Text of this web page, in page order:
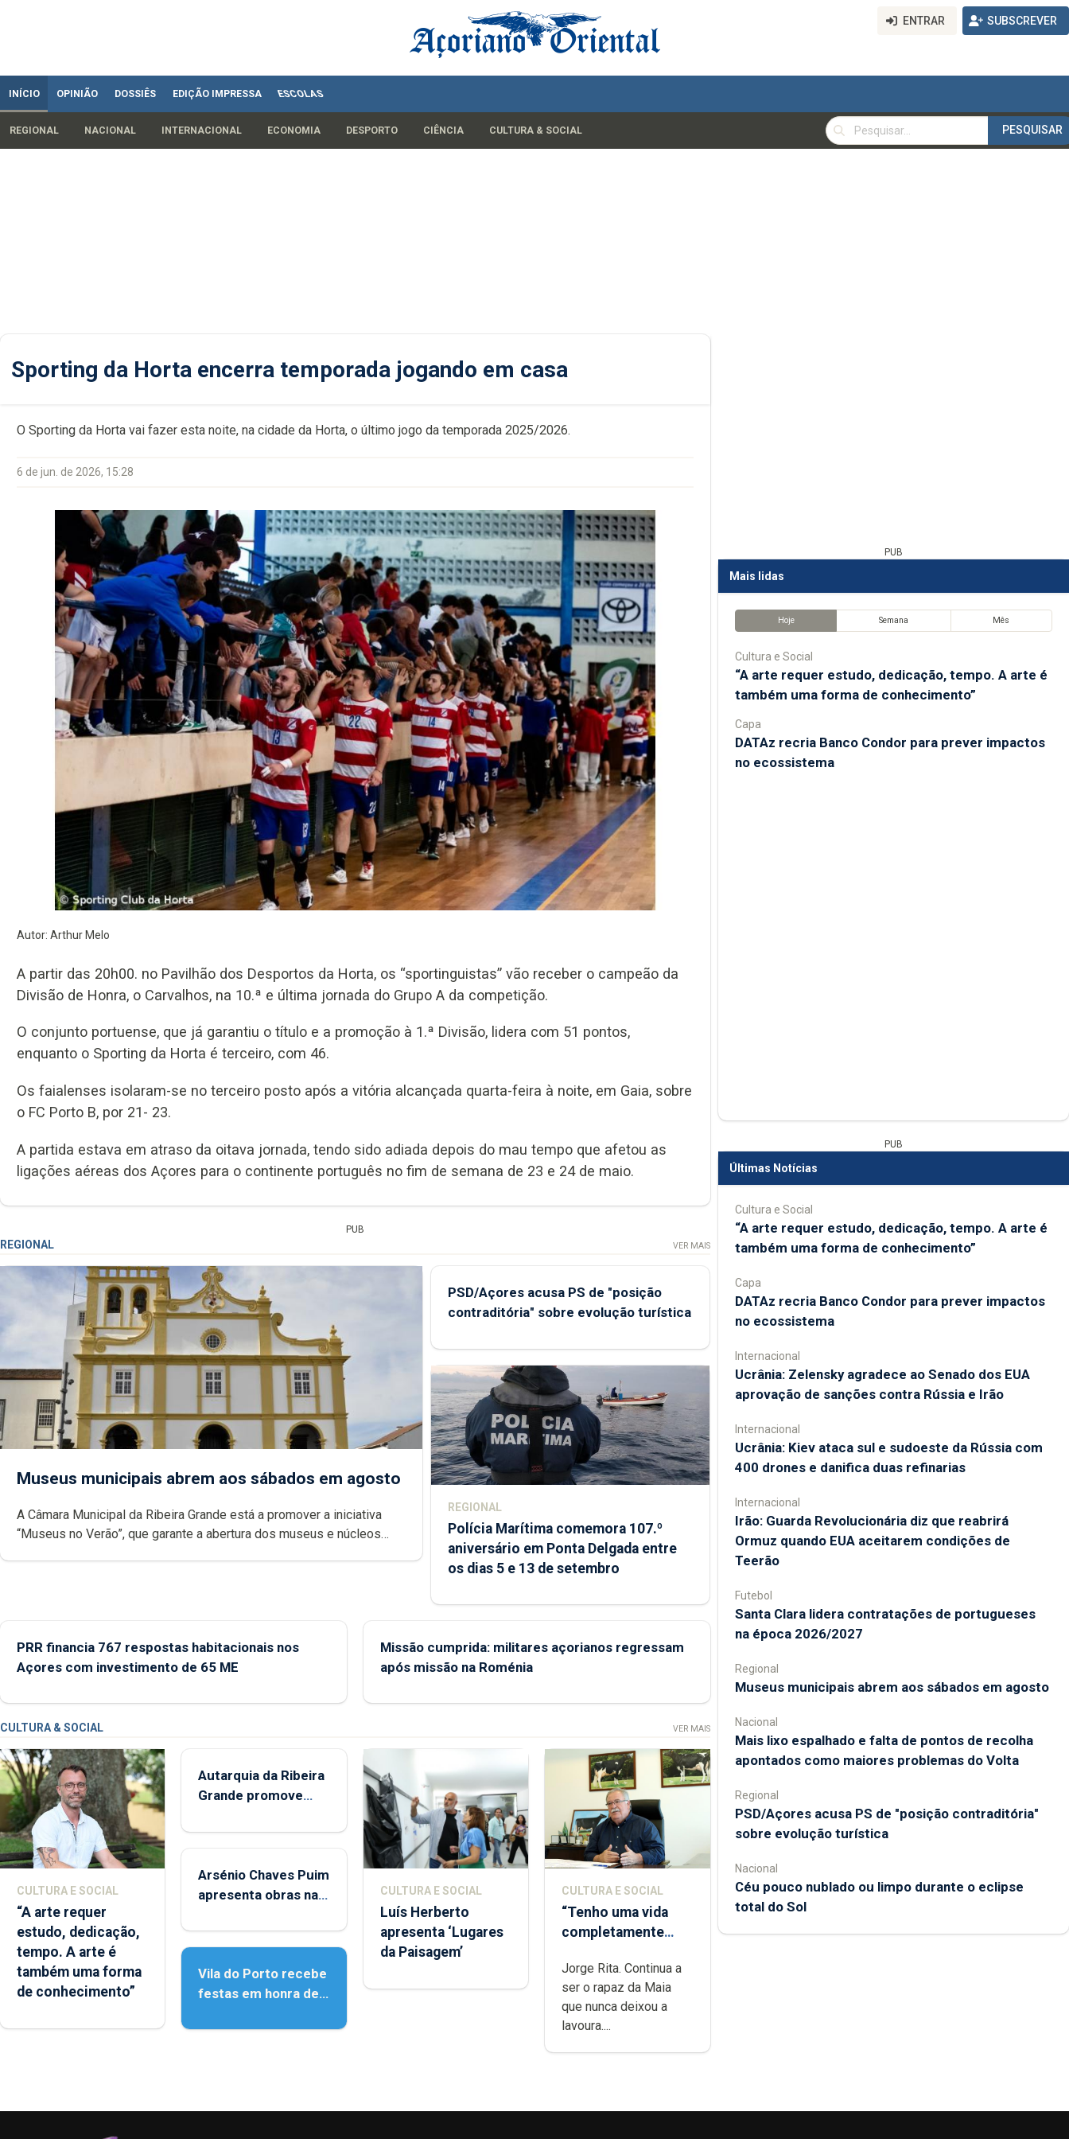
ENTRAR SUBSCREVER
INÍCIO OPINIÃO DOSSIÊS EDIÇÃO IMPRESSA ESCOLAS
REGIONAL NACIONAL INTERNACIONAL ECONOMIA DESPORTO CIÊNCIA CULTURA & SOCIAL
PESQUISAR
PESQUISAR
Sporting da Horta encerra temporada jogando em casa
O Sporting da Horta vai fazer esta noite, na cidade da Horta, o último jogo da temporada 2025/2026.
6 de jun. de 2026, 15:28
Autor: Arthur Melo
A partir das 20h00. no Pavilhão dos Desportos da Horta, os “sportinguistas” vão receber o campeão da
Divisão de Honra, o Carvalhos, na 10.ª e última jornada do Grupo A da competição.
O conjunto portuense, que já garantiu o título e a promoção à 1.ª Divisão, lidera com 51 pontos,
enquanto o Sporting da Horta é terceiro, com 46.
Os faialenses isolaram-se no terceiro posto após a vitória alcançada quarta-feira à noite, em Gaia, sobre
o FC Porto B, por 21- 23.
A partida estava em atraso da oitava jornada, tendo sido adiada depois do mau tempo que afetou as
ligações aéreas dos Açores para o continente português no fim de semana de 23 e 24 de maio.
PUB
REGIONAL VER MAIS
Museus municipais abrem aos sábados em agosto
A Câmara Municipal da Ribeira Grande está a promover a iniciativa
“Museus no Verão”, que garante a abertura dos museus e núcleos
PSD/Açores acusa PS de "posição
contraditória" sobre evolução turística
REGIONAL
Polícia Marítima comemora 107.º
aniversário em Ponta Delgada entre
os dias 5 e 13 de setembro
PRR financia 767 respostas habitacionais nos
Açores com investimento de 65 ME
Missão cumprida: militares açorianos regressam
após missão na Roménia
CULTURA & SOCIAL VER MAIS
CULTURA E SOCIAL
“A arte requer
estudo, dedicação,
tempo. A arte é
também uma forma
de conhecimento”
Autarquia da Ribeira
Grande promove
Verão"
Arsénio Chaves Puim
apresenta obras na
Porto
Vila do Porto recebe
festas em honra de
Assunção
CULTURA E SOCIAL
Luís Herberto
apresenta ‘Lugares
da Paisagem’
CULTURA E SOCIAL
“Tenho uma vida
completamente
dedicação, gosto e
muita paixão”
Jorge Rita. Continua a
ser o rapaz da Maia
que nunca deixou a
lavoura....
PUB
Mais lidas
Hoje Semana Mês
Cultura e Social
“A arte requer estudo, dedicação, tempo. A arte é
também uma forma de conhecimento”
Capa
DATAz recria Banco Condor para prever impactos
no ecossistema
PUB
Últimas Notícias
Cultura e Social
“A arte requer estudo, dedicação, tempo. A arte é
também uma forma de conhecimento”
Capa
DATAz recria Banco Condor para prever impactos
no ecossistema
Internacional
Ucrânia: Zelensky agradece ao Senado dos EUA
aprovação de sanções contra Rússia e Irão
Internacional
Ucrânia: Kiev ataca sul e sudoeste da Rússia com
400 drones e danifica duas refinarias
Internacional
Irão: Guarda Revolucionária diz que reabrirá
Ormuz quando EUA aceitarem condições de
Teerão
Futebol
Santa Clara lidera contratações de portugueses
na época 2026/2027
Regional
Museus municipais abrem aos sábados em agosto
Nacional
Mais lixo espalhado e falta de pontos de recolha
apontados como maiores problemas do Volta
Regional
PSD/Açores acusa PS de "posição contraditória"
sobre evolução turística
Nacional
Céu pouco nublado ou limpo durante o eclipse
total do Sol